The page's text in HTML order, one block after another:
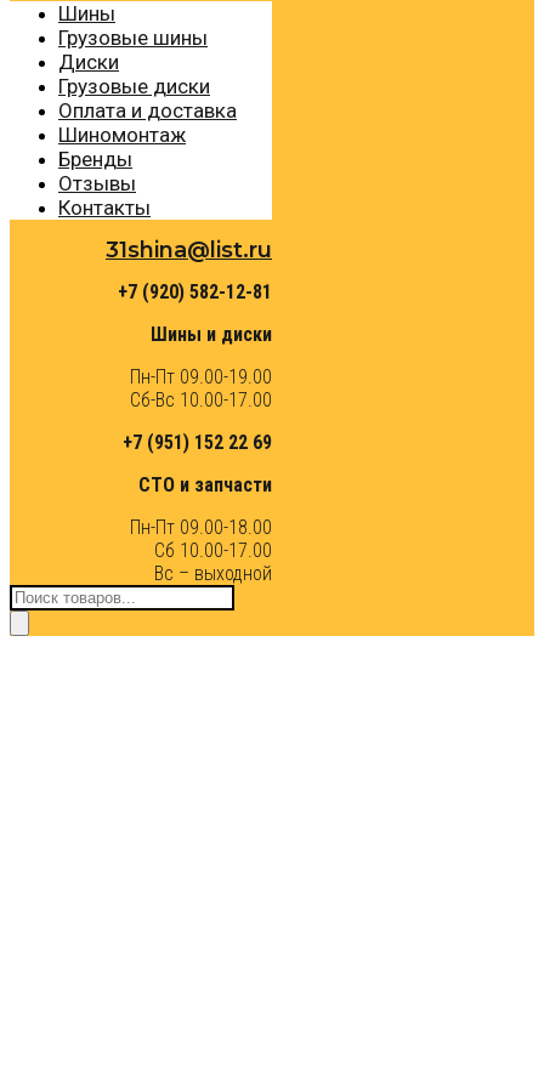
Шины
Грузовые шины
Диски
Грузовые диски
Оплата и доставка
Шиномонтаж
Бренды
Отзывы
Контакты
31shina@list.ru
+7 (920) 582-12-81
Шины и диски
Пн-Пт 09.00-19.00
Сб-Вс 10.00-17.00
+7 (951) 152 22 69
СТО и запчасти
Пн-Пт 09.00-18.00
Сб 10.00-17.00
Вс – выходной
Поиск
товаров